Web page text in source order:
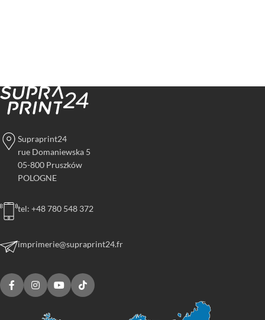
Supraprint24
rue Domaniewska 5
05-800 Pruszków
POLOGNE
tel: +48 780 548 372
imprimerie@supraprint24.fr